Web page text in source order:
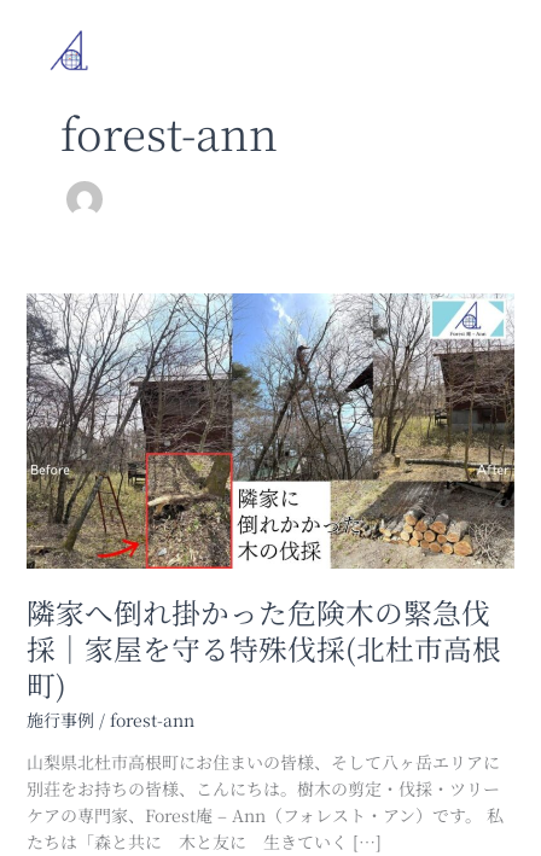
forest-ann
隣家へ倒れ掛かった危険木の緊急伐
採｜家屋を守る特殊伐採(北杜市高根
町)
施行事例 / forest-ann
山梨県北杜市高根町にお住まいの皆様、そして八ヶ岳エリアに
別荘をお持ちの皆様、こんにちは。樹木の剪定・伐採・ツリー
ケアの専門家、Forest庵 – Ann（フォレスト・アン）です。 私
たちは「森と共に 木と友に 生きていく […]
隣
家
へ
倒
れ
掛
か
っ
た
危
険
木
の
緊
急
伐
採
｜
家
屋
を